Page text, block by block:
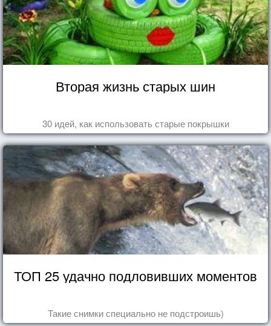
Вторая жизнь старых шин
30 идей, как использовать старые покрышки
ТОП 25 удачно подловивших моментов
Такие снимки специально не подстроишь)